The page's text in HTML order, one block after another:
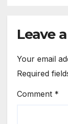
Leave
Your email
Required
Comment *